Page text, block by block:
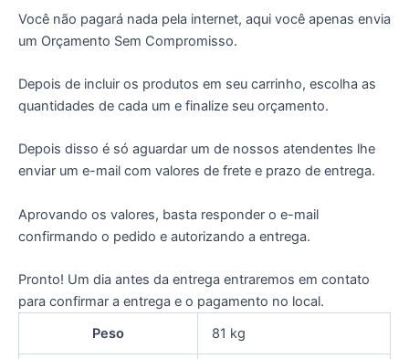
Você não pagará nada pela internet, aqui você apenas envia
um Orçamento Sem Compromisso.
Depois de incluir os produtos em seu carrinho, escolha as
quantidades de cada um e finalize seu orçamento.
Depois disso é só aguardar um de nossos atendentes lhe
enviar um e-mail com valores de frete e prazo de entrega.
Aprovando os valores, basta responder o e-mail
confirmando o pedido e autorizando a entrega.
Pronto! Um dia antes da entrega entraremos em contato
para confirmar a entrega e o pagamento no local.
Peso
81 kg